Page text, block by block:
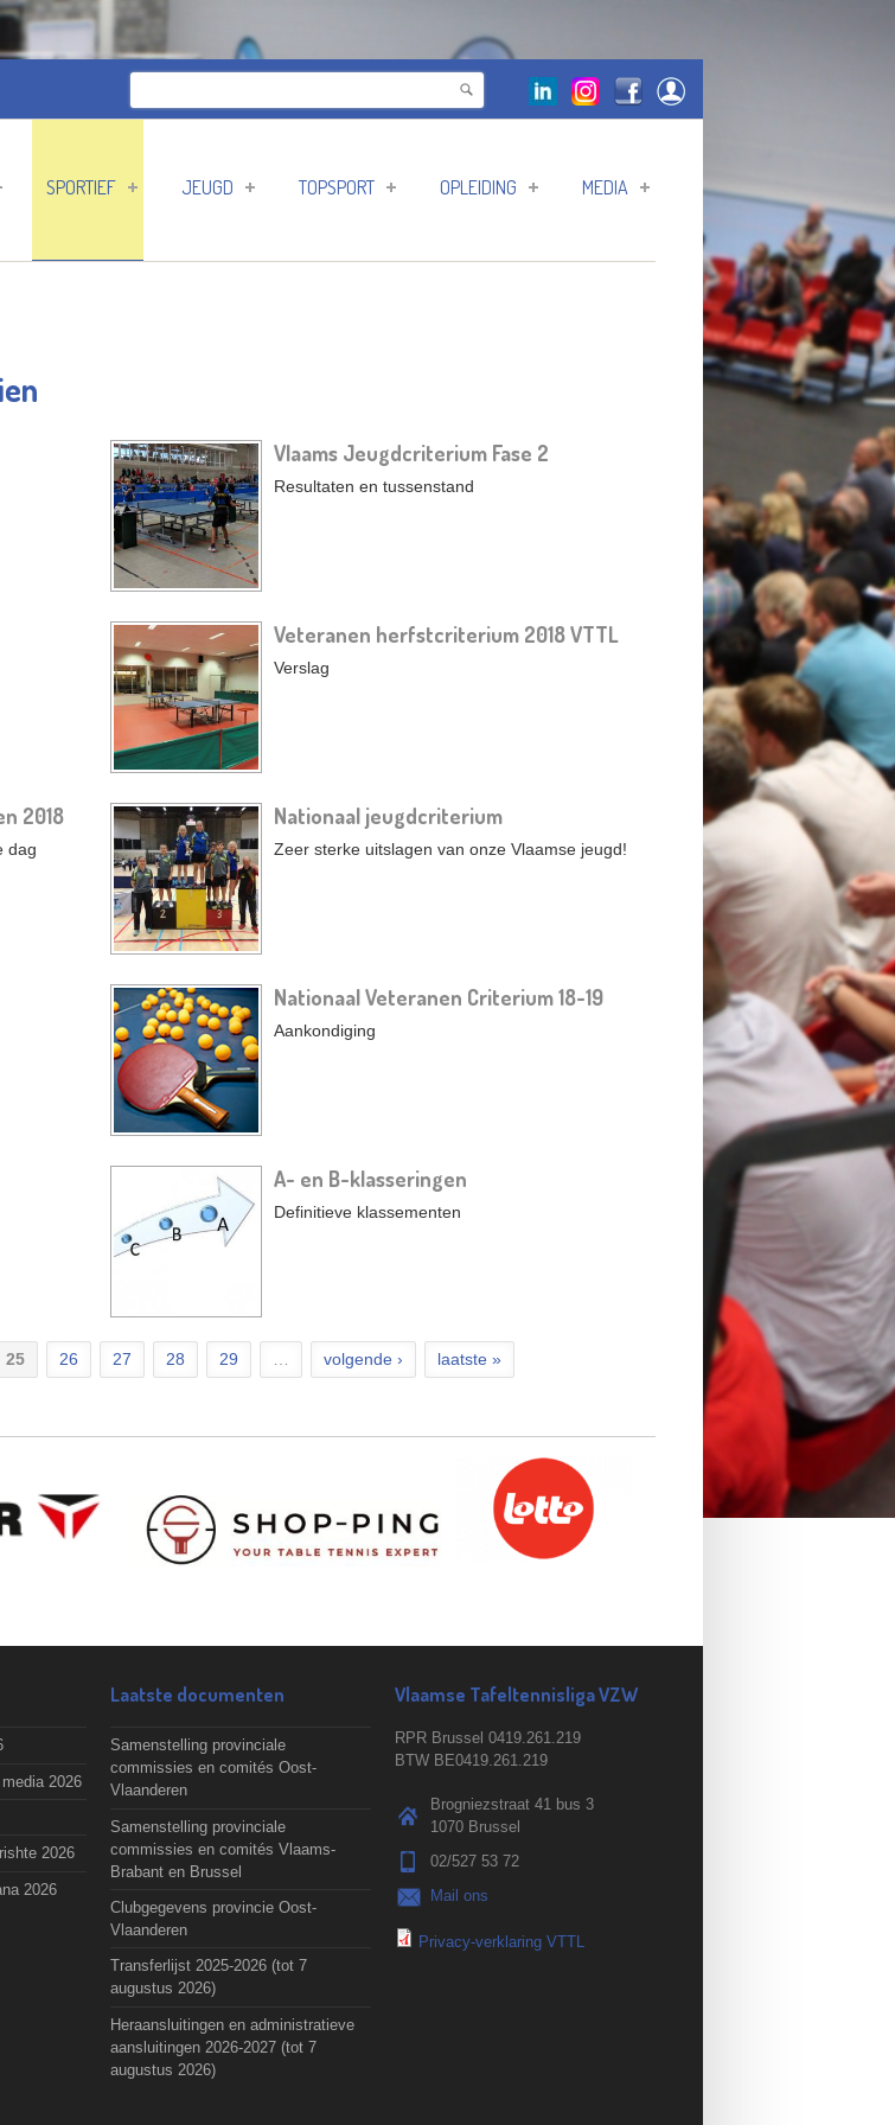
Zoekveld
SPORTIEF JEUGD TOPSPORT OPLEIDING MEDIA
Vlaams Jeugdcriterium Fase 2
Resultaten en tussenstand
Veteranen herfstcriterium 2018 VTTL
Verslag
2018
dag
Nationaal jeugdcriterium
Zeer sterke uitslagen van onze Vlaamse jeugd!
Nationaal Veteranen Criterium 18-19
Aankondiging
A- en B-klasseringen
Definitieve klassementen
25 26 27 28 29 … volgende › laatste »
2026
2026
2026
Laatste documenten
Samenstelling provinciale
commissies en comités Oost-
Vlaanderen
Samenstelling provinciale
commissies en comités Vlaams-
Brabant en Brussel
Clubgegevens provincie Oost-
Vlaanderen
Transferlijst 2025-2026 (tot 7
augustus 2026)
Heraansluitingen en administratieve
aansluitingen 2026-2027 (tot 7
augustus 2026)
Vlaamse Tafeltennisliga VZW
RPR Brussel 0419.261.219
BTW BE0419.261.219
Brogniezstraat 41 bus 3
1070 Brussel
02/527 53 72
Mail ons
Privacy-verklaring VTTL